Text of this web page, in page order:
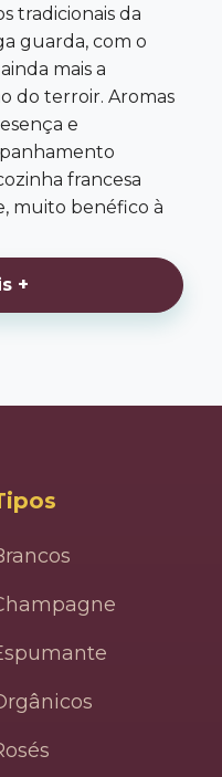
tradicionais da
guarda, com o
mais a
do terroir. Aromas
e
francesa
muito benéfico à
+